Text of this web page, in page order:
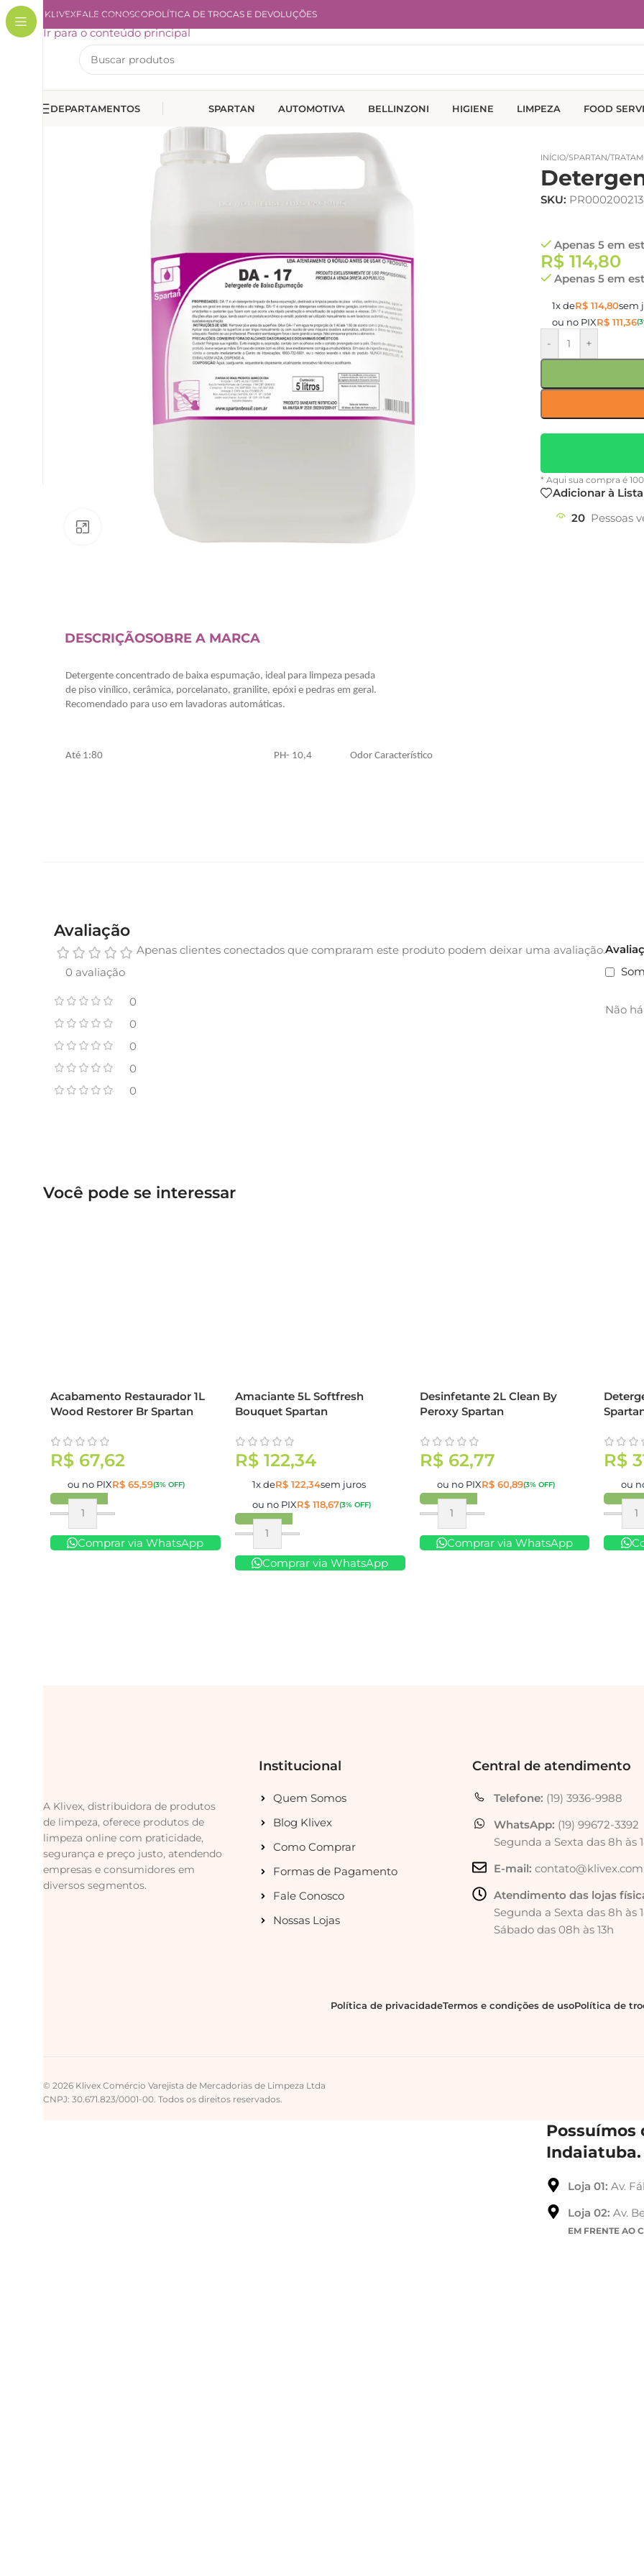
Ir para a navegação
Ir para o conteúdo principal
Av. Fábio Ferraz Bicudo, nº 1405
– Jd. Esplanada – Indaiatuba/SP
A KLIVEXFALE CONOSCOPOLÍTICA DE TROCAS E DEVOLUÇÕES
DEPARTAMENTOS SPARTAN AUTOMOTIVA BELLINZONI HIGIENE LIMPEZA FOOD
Clique para ampliar
INÍCIO/SPARTAN/
SKU:
Apenas 5 em
R$114,80
Apenas 5 em
1x deR$114,80sem
ou no PIXR$111,36
- +
* Aqui sua compra é
Adicionar à
20 Pessoas
DESCRIÇÃOSOBRE A MARCA
Detergente concentrado de baixa espumação, ideal para limpeza pesada
de piso vinílico, cerâmica, porcelanato, granilite, epóxi e pedras em geral.
Recomendado para uso em lavadoras automáticas.
Até 1:80 PH- 10,4 Odor Característico
Avaliação
0 avaliação
0
0
0
0
0
Não
Apenas clientes conectados que compraram este produto podem deixar uma avaliação.
Você pode se interessar
Acabamento Restaurador 1L
Wood Restorer Br Spartan
R$ 67,62
ou no PIXR$ 65,59(3% OFF)
Comprar
Comprar via WhatsApp
Amaciante 5L Softfresh
Bouquet Spartan
R$122,34
1x deR$122,34sem juros
ou no PIXR$118,67(3% OFF)
Comprar
Comprar via WhatsApp
Desinfetante 2L Clean By
Peroxy Spartan
R$62,77
ou no PIXR$60,89(3% OFF)
Comprar
Comprar via WhatsApp
R$
ou
A Klivex, distribuidora de produtos
de limpeza, oferece produtos de
limpeza online com praticidade,
segurança e preço justo, atendendo
empresas e consumidores em
diversos segmentos.
Institucional
Quem Somos
Blog Klivex
Como Comprar
Formas de Pagamento
Fale Conosco
Nossas Lojas
Central de atendimento
Telefone: (19) 3936-9988
WhatsApp: (19) 99672-3392
Segunda a Sexta das 8h às
E-mail:
Atendimento das lojas
Segunda a Sexta das 8h às
Sábado das 08h às 13h
Política de privacidadeTermos e condições de usoPolítica de
© 2026 Klivex Comércio Varejista de Mercadorias de Limpeza Ltda
CNPJ: 30.671.823/0001-00. Todos os direitos reservados.
Possuímos
Indaiatuba.
Loja 01: Av.
Loja 02: Av.
EM FRENTE AO